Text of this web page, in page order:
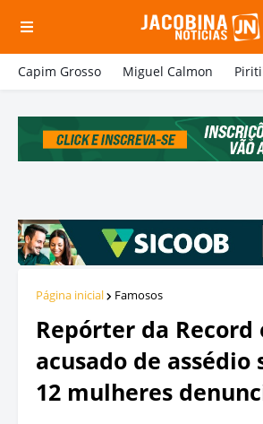
Capim Grosso Miguel Calmon
Página inicial Famosos
Repórter da Record
acusado de assédio
12 mulheres